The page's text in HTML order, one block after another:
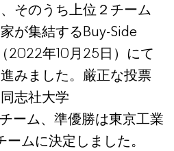
そのうち上位２チーム
が集結するBuy-Side
2022年10月25日）にて
みました。厳正な投票
志社大学
ーム、準優勝は東京工業
ムに決定しました。